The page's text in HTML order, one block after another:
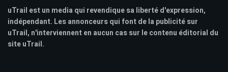
uTrail est un media qui revendique sa liberté d'expression,
indépendant. Les annonceurs qui font de la publicité sur
uTrail, n'interviennent en aucun cas sur le contenu éditorial du
site uTrail.